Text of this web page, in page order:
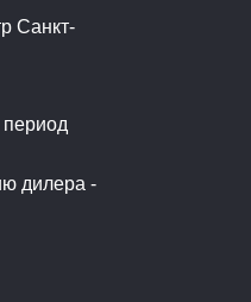
Санкт-
дилера -